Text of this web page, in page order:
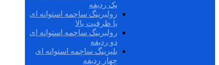
یک ردیفه
رولبرینگ ساچمه استوانه ای
با ظرفیت بالا
رولبرینگ ساچمه استوانه ای
دو ردیفه
بلبرینگ ساچمه استوانه ای
چهار ردیفه